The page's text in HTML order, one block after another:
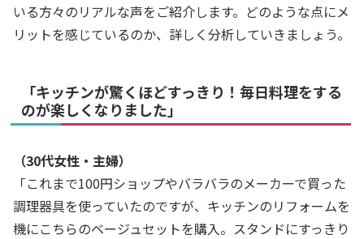
いる方々のリアルな声をご紹介します。どのような点にメ
リットを感じているのか、詳しく分析していきましょう。
「キッチンが驚くほどすっきり！毎日料理をする
のが楽しくなりました」
（30代女性・主婦）
「これまで100円ショップやバラバラのメーカーで買った
調理器具を使っていたのですが、キッチンのリフォームを
機にこちらのベージュセットを購入。スタンドにすっきり